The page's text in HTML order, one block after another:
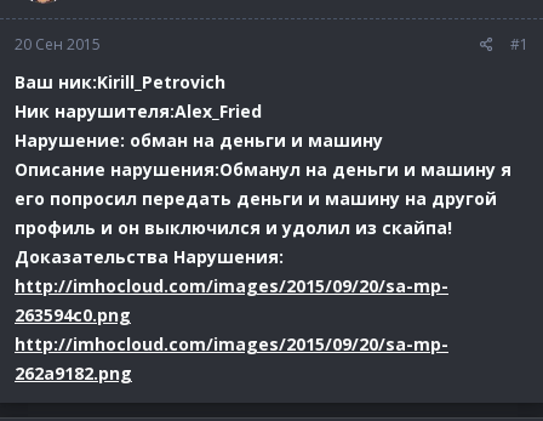
20 Сен 2015 #1
Ваш ник:Kirill_Petrovich
Ник нарушителя:Alex_Fried
Нарушение: обман на деньги и машину
Описание нарушения:Обманул на деньги и машину я
его попросил передать деньги и машину на другой
профиль и он выключился и удолил из скайпа!
Доказательства Нарушения:
http://imhocloud.com/images/2015/09/20/sa-mp-
263594c0.png
http://imhocloud.com/images/2015/09/20/sa-mp-
262a9182.png